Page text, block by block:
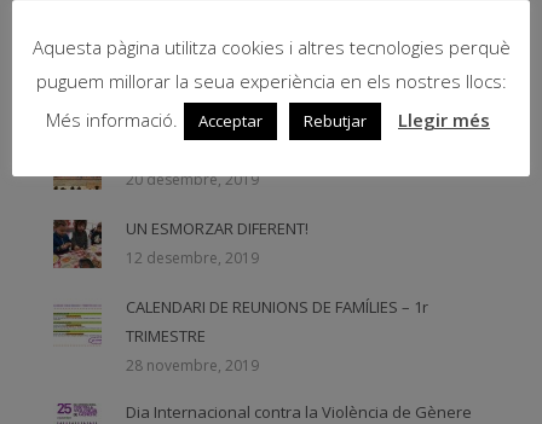
Felicitació i nadala de 1r d’ESO
20 desembre, 2019
20 desembre, 2019
UN ESMORZAR DIFERENT!
12 desembre, 2019
CALENDARI DE REUNIONS DE FAMÍLIES – 1r
TRIMESTRE
28 novembre, 2019
Dia Internacional contra la Violència de Gènere
Aquesta pàgina utilitza cookies i altres tecnologies perquè
puguem millorar la seua experiència en els nostres llocs:
Més informació.
Acceptar Rebutjar Llegir més